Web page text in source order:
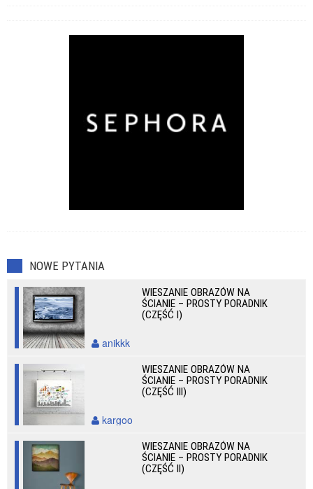
NOWE PYTANIA
WIESZANIE OBRAZÓW NA
ŚCIANIE – PROSTY PORADNIK
(CZĘŚĆ I)
anikkk
WIESZANIE OBRAZÓW NA
ŚCIANIE – PROSTY PORADNIK
(CZĘŚĆ III)
kargoo
WIESZANIE OBRAZÓW NA
ŚCIANIE – PROSTY PORADNIK
(CZĘŚĆ II)